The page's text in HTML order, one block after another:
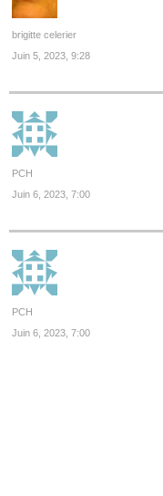
brigitte celerier
Juin 5, 2023, 9:28
PCH
Juin 6, 2023, 7:00
PCH
Juin 6, 2023, 7:00